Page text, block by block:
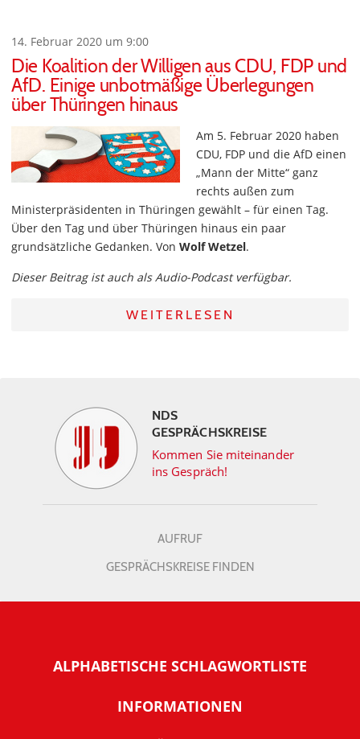
14. Februar 2020 um 9:00
Die Koalition der Willigen aus CDU, FDP und
AfD. Einige unbotmäßige Überlegungen
über Thüringen hinaus
Am 5. Februar 2020 haben
CDU, FDP und die AfD einen
„Mann der Mitte“ ganz
rechts außen zum
Ministerpräsidenten in Thüringen gewählt – für einen Tag.
Über den Tag und über Thüringen hinaus ein paar
grundsätzliche Gedanken. Von Wolf Wetzel.
Dieser Beitrag ist auch als Audio-Podcast verfügbar.
WEITERLESEN
NDS
GESPRÄCHSKREISE
Kommen Sie miteinander
ins Gespräch!
AUFRUF
GESPRÄCHSKREISE FINDEN
ALPHABETISCHE SCHLAGWORTLISTE
INFORMATIONEN
Warum NachDenkSeiten